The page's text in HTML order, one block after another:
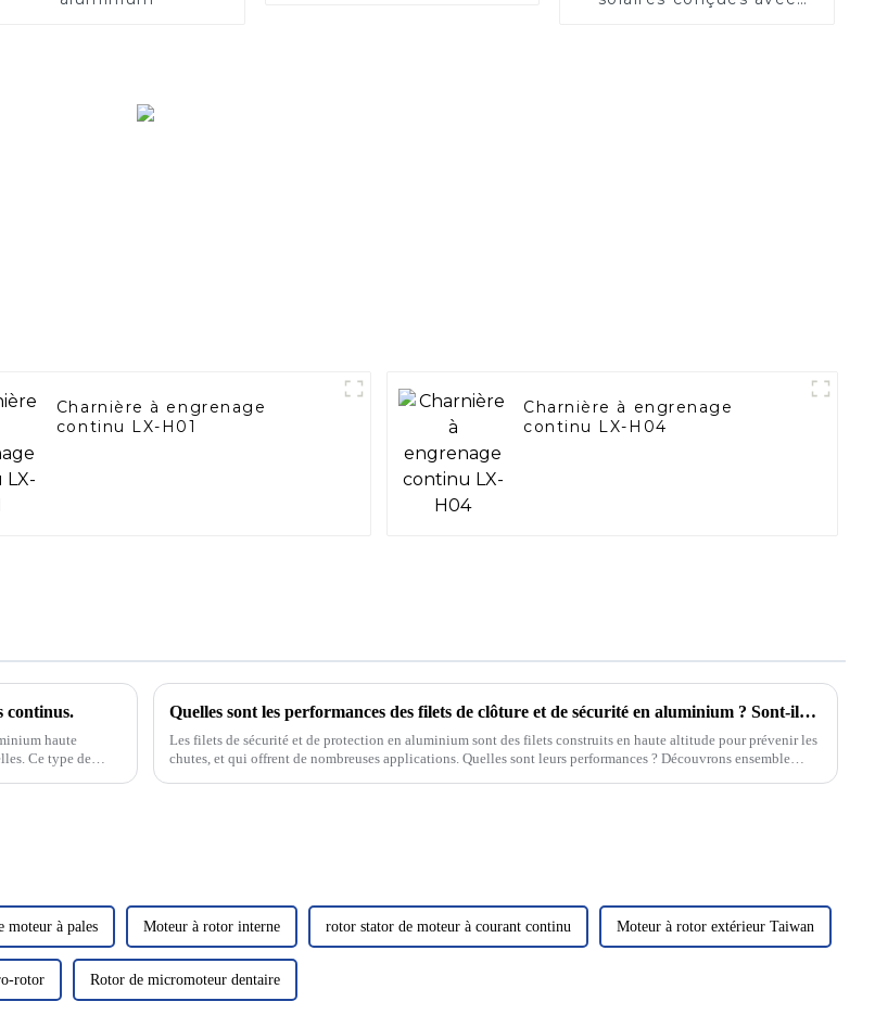
Charnière à engrenage
continu LX-H01
Charnière à engrenage
continu LX-H04
continus.
haute
Ce type de
Quelles sont les performances des filets de clôture et de sécurité en aluminium ? Sont-ils vraiment si performants ?
Les filets de sécurité et de protection en aluminium sont des filets construits en haute altitude pour prévenir les
chutes, et qui offrent de nombreuses applications. Quelles sont leurs performances ? Découvrons ensemble…
moteur à pales Moteur à rotor interne rotor stator de moteur à courant continu Moteur à rotor extérieur Taiwan
rotor Rotor de micromoteur dentaire